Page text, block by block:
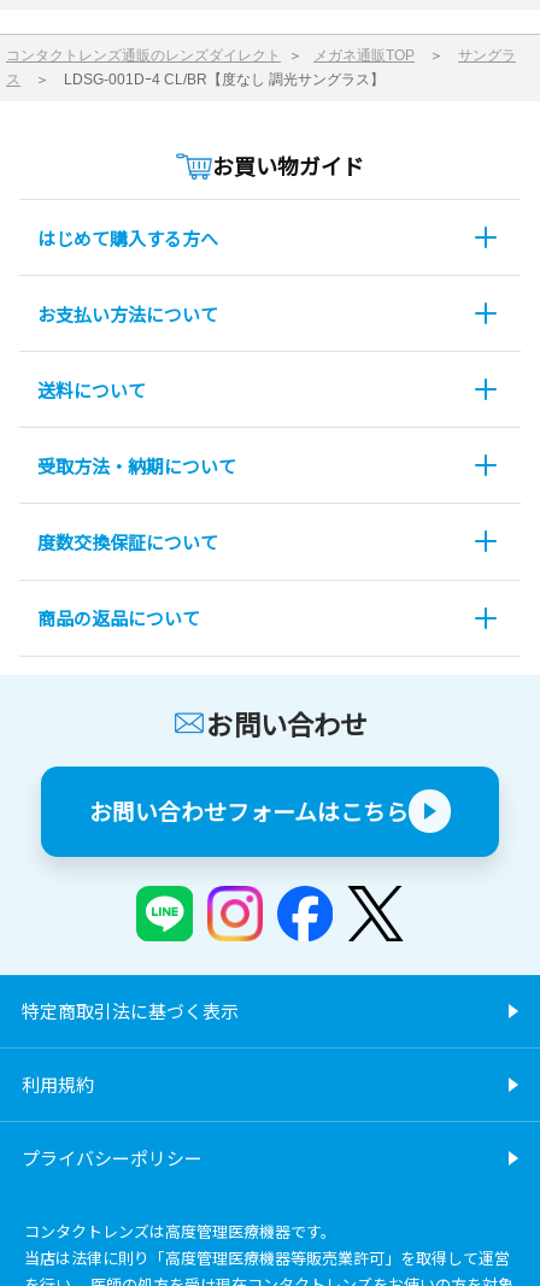
コンタクトレンズ通販のレンズダイレクト ＞ メガネ通販TOP ＞ サングラ
ス
＞ LDSG-001Dｰ4 CL/BR【度なし 調光サングラス】
お買い物ガイド
はじめて購入する方へ
お支払い方法について
送料について
受取方法・納期について
度数交換保証について
商品の返品について
お問い合わせ
お問い合わせフォームはこちら
特定商取引法に基づく表示
利用規約
プライバシーポリシー
コンタクトレンズは高度管理医療機器です。
当店は法律に則り「高度管理医療機器等販売業許可」を取得して運営